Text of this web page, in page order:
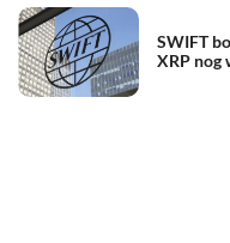
SWIFT
XRP nog